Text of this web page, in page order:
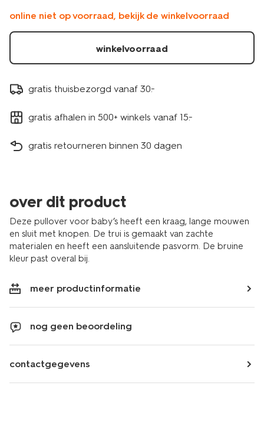
online niet op voorraad, bekijk de winkelvoorraad
winkelvoorraad
gratis thuisbezorgd vanaf 30.-
gratis afhalen in 500+ winkels vanaf 15.-
gratis retourneren binnen 30 dagen
over dit product
Deze pullover voor baby’s heeft een kraag, lange mouwen
en sluit met knopen. De trui is gemaakt van zachte
materialen en heeft een aansluitende pasvorm. De bruine
kleur past overal bij.
meer productinformatie
nog geen beoordeling
contactgegevens